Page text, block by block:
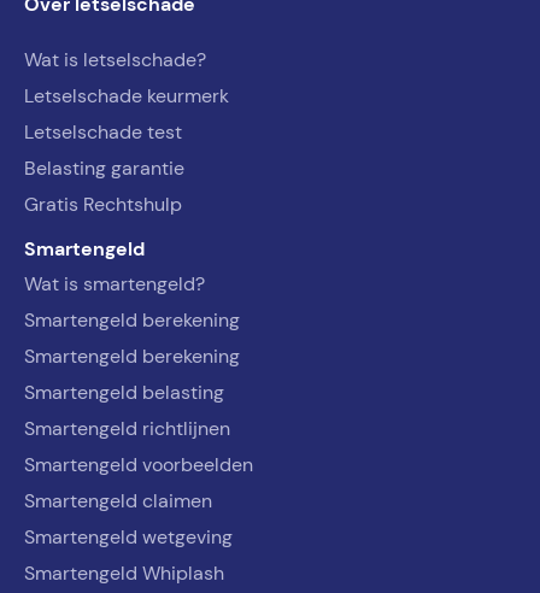
Wat is letselschade?
Letselschade keurmerk
Letselschade test
Belasting garantie
Gratis Rechtshulp
Smartengeld
Wat is smartengeld?
Smartengeld berekening
Smartengeld berekening
Smartengeld belasting
Smartengeld richtlijnen
Smartengeld voorbeelden
Smartengeld claimen
Smartengeld wetgeving
Smartengeld Whiplash